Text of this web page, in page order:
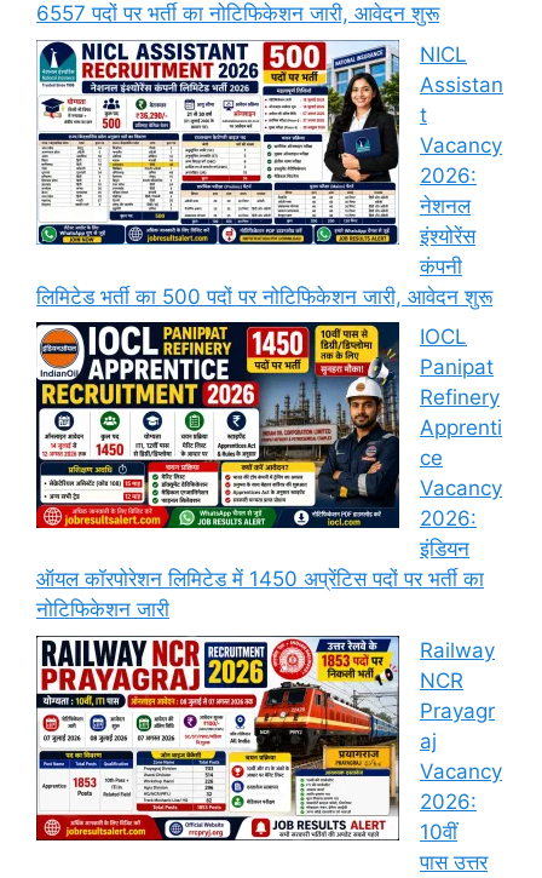
6557 पदों पर भर्ती का नोटिफिकेशन जारी, आवेदन शुरू
NICL
Assistan
t
Vacancy
2026:
नेशनल
इंश्योरेंस
कंपनी
लिमिटेड भर्ती का 500 पदों पर नोटिफिकेशन जारी, आवेदन शुरू
IOCL
Panipat
Refinery
Apprenti
ce
Vacancy
2026:
इंडियन
ऑयल कॉरपोरेशन लिमिटेड में 1450 अप्रेंटिस पदों पर भर्ती का
नोटिफिकेशन जारी
Railway
NCR
Prayagr
aj
Vacancy
2026:
10वीं
पास उत्तर